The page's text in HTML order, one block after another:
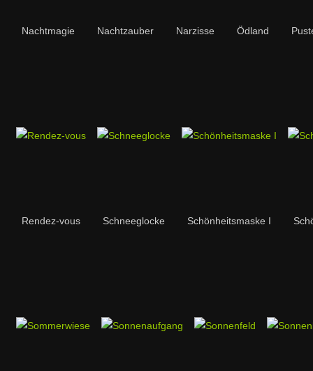
Nachtmagie Nachtzauber Narzisse Ödland
Rendez-vous Schneeglocke Schönheitsmaske I